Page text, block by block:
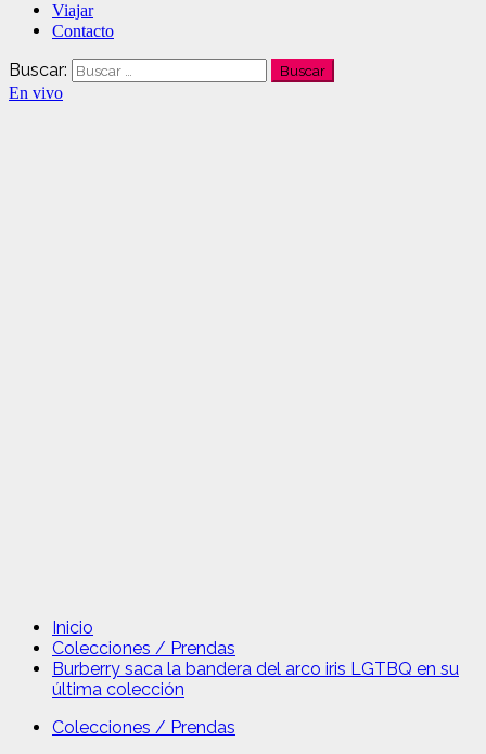
Viajar
Contacto
Buscar:
En vivo
Inicio
Colecciones / Prendas
Burberry saca la bandera del arco iris LGTBQ en su
última colección
Colecciones / Prendas